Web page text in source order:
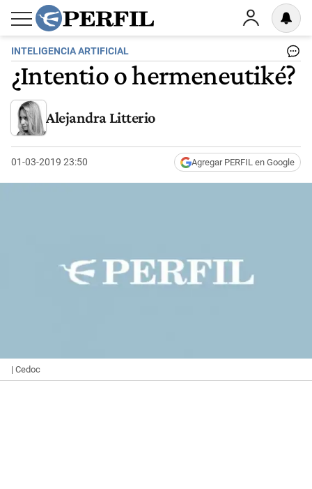
INTELIGENCIA ARTIFICIAL
¿Intentio o hermeneutiké?
Alejandra Litterio
01-03-2019 23:50 Agregar PERFIL en Google
| Cedoc